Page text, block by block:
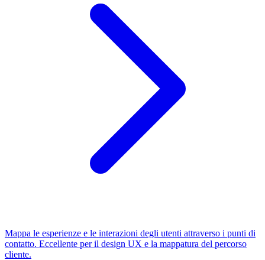
Mappa le esperienze e le interazioni degli utenti attraverso i punti di
contatto. Eccellente per il design UX e la mappatura del percorso
cliente.